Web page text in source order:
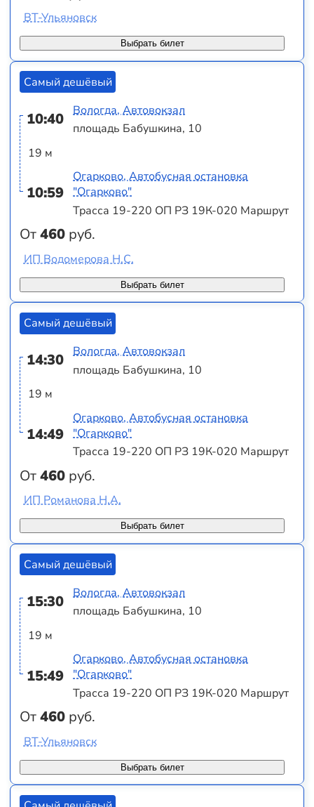
Выбрать билет
ВТ-Ульяновск
Самый дешёвый
10:40
19 м
10:59
От460 руб.
Вологда, Автовокзал
площадь Бабушкина, 10
Огарково, Автобусная остановка
"Огарково"
Трасса 19-220 ОП РЗ 19К-020 Маршрут
Выбрать билет
ИП Водомерова Н.С.
Самый дешёвый
14:30
19 м
14:49
От460 руб.
Вологда, Автовокзал
площадь Бабушкина, 10
Огарково, Автобусная остановка
"Огарково"
Трасса 19-220 ОП РЗ 19К-020 Маршрут
Выбрать билет
ИП Романова Н.А.
Самый дешёвый
15:30
19 м
15:49
От460 руб.
Вологда, Автовокзал
площадь Бабушкина, 10
Огарково, Автобусная остановка
"Огарково"
Трасса 19-220 ОП РЗ 19К-020 Маршрут
Выбрать билет
ВТ-Ульяновск